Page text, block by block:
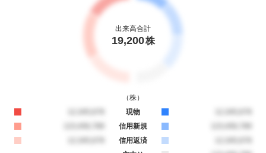
出来高合計
19,200株
（株）
現物
信用新規
信用返済